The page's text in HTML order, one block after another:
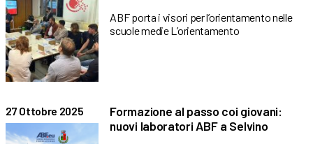
ABF porta i visori per l’orientamento nelle
scuole medie L’orientamento
27 Ottobre 2025
Formazione al passo coi giovani:
nuovi laboratori ABF a Selvino